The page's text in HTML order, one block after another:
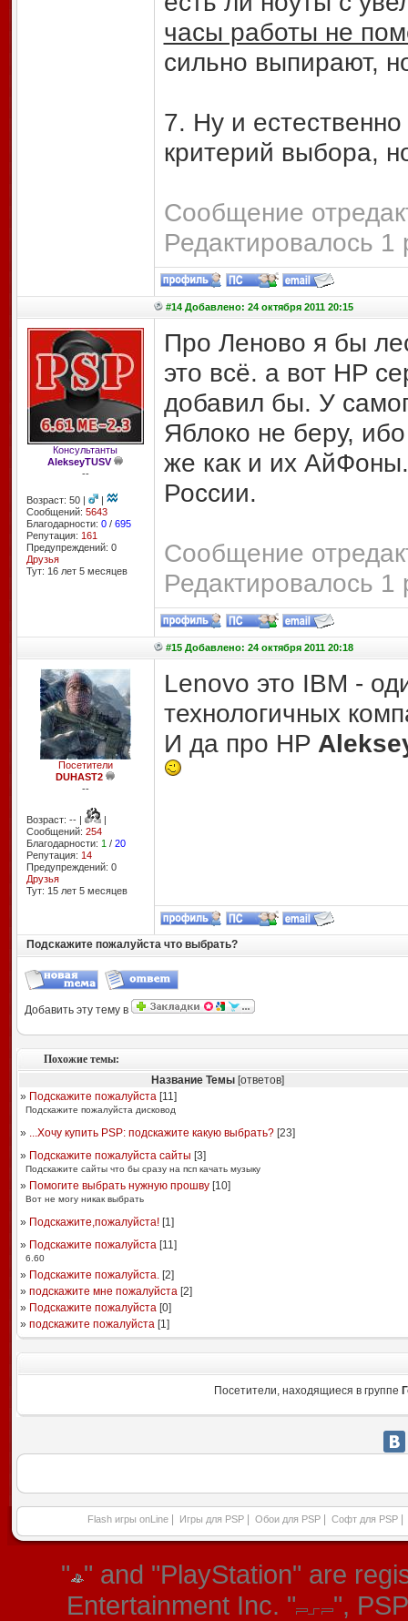
часы работы не
сильно выпирают,
7. Ну и
критерий выбора,
Сообщение
Редактировалось 1
#14 Добавлено: 24 октября 2011 20:15
Консультанты
AlekseyTUSV
--
Возраст: 50 |
|
Сообщений: 5643
Благодарности: 0/ 695
Репутация: 161
Предупреждений: 0
Друзья
Тут: 16 лет 5 месяцев
Про Леново я бы
это всё. а вот HP
добавил бы. У
Яблоко не беру,
же как и их
России.
Сообщение
Редактировалось 1
#15 Добавлено: 24 октября 2011 20:18
Посетители
DUHAST2
--
Возраст: -- |
|
Сообщений: 254
Благодарности: 1 / 20
Репутация: 14
Предупреждений: 0
Друзья
Тут: 15 лет 5 месяцев
Lenovo это IBM -
технологичных
И да про HP
Подскажите пожалуйста что выбрать?
Добавить эту тему в
Похожие темы:
Название Темы[ответов]
» Подскажите пожалуйста[11]
Подскажите пожалуйста дисковод
» ...Хочу купить PSP: подскажите какую выбрать?[23]
» Подскажите пожалуйста сайты [3]
Подскажите сайты что бы сразу на псп качать музыку
» Помогите выбрать нужную прошву[10]
Вот не могу никак выбрать
» Подскажите,пожалуйста![1]
» Подскажите пожалуйста[11]
6.60
» Подскажите пожалуйста.[2]
» подскажите мне пожалуйста[2]
» Подскажите пожалуйста[0]
» подскажите пожалуйста[1]
Посетители, находящиеся в группе
Flash игры onLine Игры для PSP Обои для PSP Софт для PSP
" " and "PlayStation" are
Entertainment Inc. "
",